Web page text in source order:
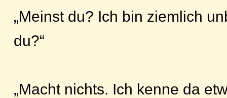
„Meinst du? Ich bin ziemlich
du?“
„Macht nichts. Ich kenne da